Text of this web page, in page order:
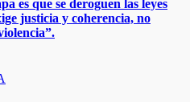
es que se deroguen las leyes
justicia y coherencia, no